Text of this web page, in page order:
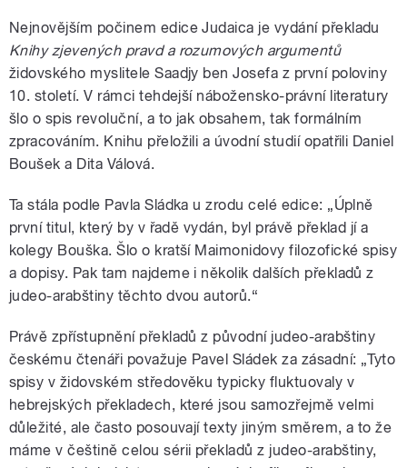
Nejnovějším počinem edice Judaica je vydání překladu
Knihy zjevených pravd a rozumových argumentů
židovského myslitele Saadjy ben Josefa z první poloviny
10. století. V rámci tehdejší nábožensko-právní literatury
šlo o spis revoluční, a to jak obsahem, tak formálním
zpracováním. Knihu přeložili a úvodní studií opatřili Daniel
Boušek a Dita Válová.
Ta stála podle Pavla Sládka u zrodu celé edice: „Úplně
první titul, který by v řadě vydán, byl právě překlad jí a
kolegy Bouška. Šlo o kratší Maimonidovy filozofické spisy
a dopisy. Pak tam najdeme i několik dalších překladů z
judeo-arabštiny těchto dvou autorů.“
Právě zpřístupnění překladů z původní judeo-arabštiny
českému čtenáři považuje Pavel Sládek za zásadní: „Tyto
spisy v židovském středověku typicky fluktuovaly v
hebrejských překladech, které jsou samozřejmě velmi
důležité, ale často posouvají texty jiným směrem, a to že
máme v češtině celou sérii překladů z judeo-arabštiny,